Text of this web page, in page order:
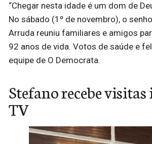
“Chegar nesta idade é um dom de
No sábado (1º de novembro), o
Arruda reuniu familiares e amigos
92 anos de vida. Votos de saúde e
equipe de O Democrata.
Stefano recebe
TV